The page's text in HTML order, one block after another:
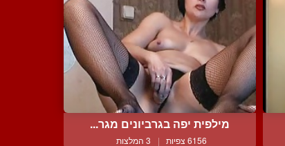
מילפית יפה בגרביונים מגר...
6156 צפיות | 3 המלצות